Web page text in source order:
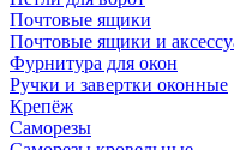
Почтовые ящики
Почтовые ящики и
Фурнитура для окон
Ручки и завертки оконные
Крепёж
Саморезы